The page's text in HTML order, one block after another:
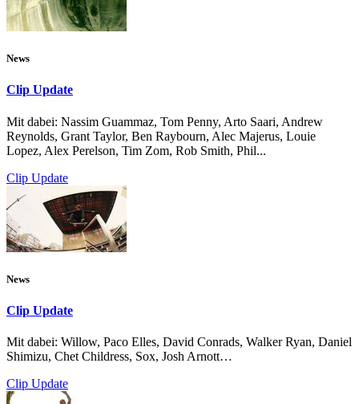
News
Clip Update
Mit dabei: Nassim Guammaz, Tom Penny, Arto Saari, Andrew
Reynolds, Grant Taylor, Ben Raybourn, Alec Majerus, Louie
Lopez, Alex Perelson, Tim Zom, Rob Smith, Phil...
Clip Update
News
Clip Update
Mit dabei: Willow, Paco Elles, David Conrads, Walker Ryan, Daniel
Shimizu, Chet Childress, Sox, Josh Arnott…
Clip Update